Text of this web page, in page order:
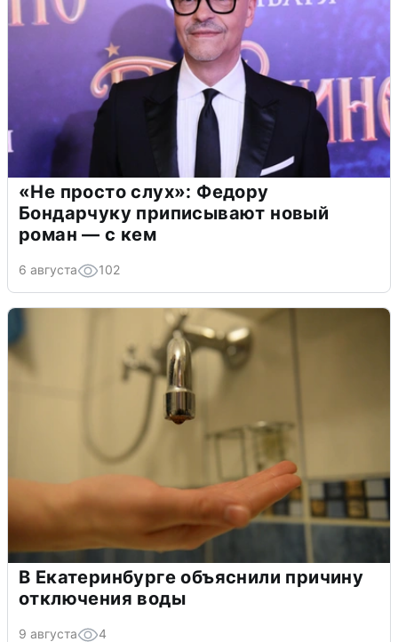
«Не просто слух»: Федору
Бондарчуку приписывают новый
роман — с кем
6 августа 102
В Екатеринбурге объяснили причину
отключения воды
9 августа 4